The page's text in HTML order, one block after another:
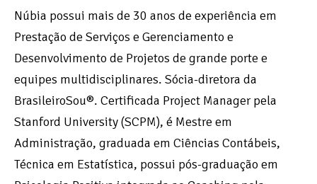
Núbia possui mais de 30 anos de experiência em
Prestação de Serviços e Gerenciamento e
Desenvolvimento de Projetos de grande porte e
equipes multidisciplinares. Sócia-diretora da
BrasileiroSou®. Certificada Project Manager pela
Stanford University (SCPM), é Mestre em
Administração, graduada em Ciências Contábeis,
Técnica em Estatística, possui pós-graduação em